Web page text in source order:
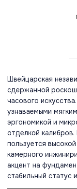
Швейцарская
сдержанной
часового
узнаваемыми
эргономикой и
отделкой
пользуется
камерного
акцент на
стабильный статус